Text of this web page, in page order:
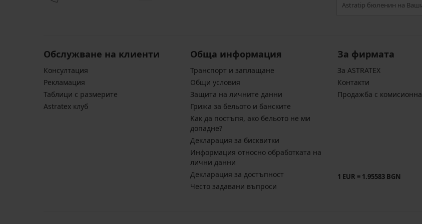
Обслужване на клиенти
Консултация
Pекламация
Таблици с размерите
Astratex клуб
Обща информация
Транспорт и заплащане
Общи условия
Защита на личните данни
Грижа за бельото и банските
Kак да постъпя, ако бельото не ми
допадне?
Декларация за бисквитки
Информация относно обработката на
лични данни
Декларация за достъпност
Често задавани въпроси
За фирмата
За ASTRATEX
Контакти
Продажба с комисионна
1 EUR = 1.95583 BGN